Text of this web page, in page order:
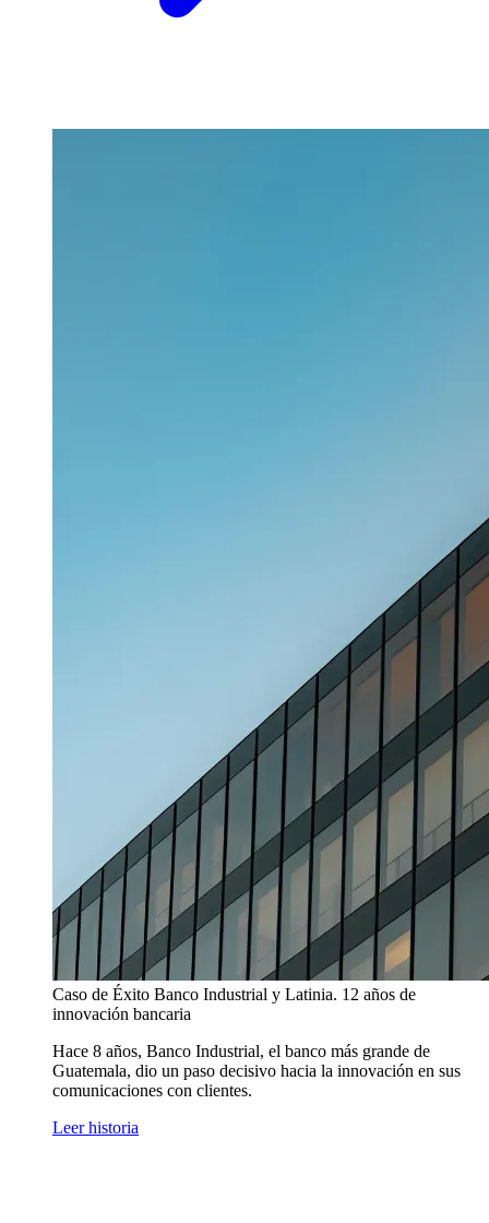
Caso de Éxito Banco Industrial y Latinia. 12 años de
innovación bancaria
Hace 8 años, Banco Industrial, el banco más grande de
Guatemala, dio un paso decisivo hacia la innovación en sus
comunicaciones con clientes.
Leer historia